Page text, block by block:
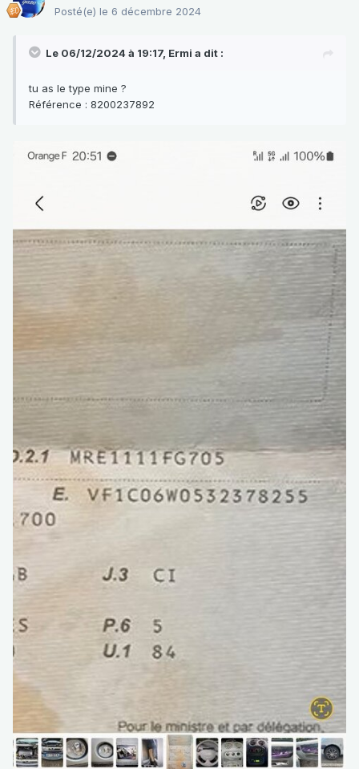
Posté(e) le 6 décembre 2024
Le 06/12/2024 à 19:17, Ermi a dit :
tu as le type mine ?
Référence : 8200237892